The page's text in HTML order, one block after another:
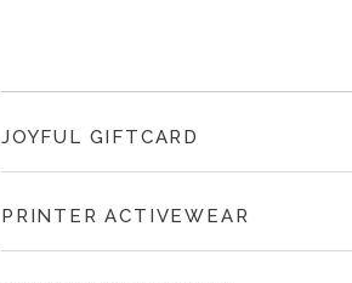
JOYFUL GIFTCARD
PRINTER ACTIVEWEAR